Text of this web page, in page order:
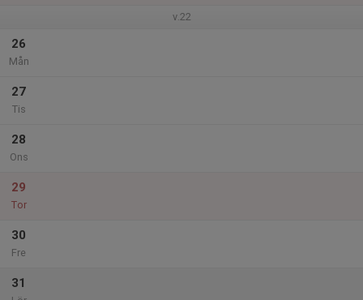
v.22
26
Mån
27
Tis
28
Ons
29
Tor
30
Fre
31